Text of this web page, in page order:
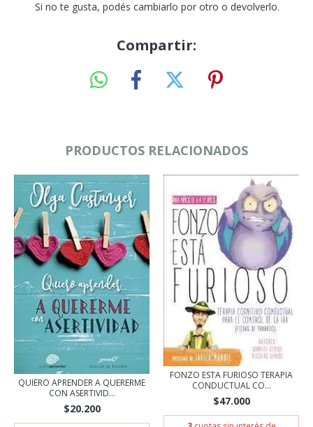
Si no te gusta, podés cambiarlo por otro o devolverlo.
Compartir:
PRODUCTOS RELACIONADOS
QUIERO APRENDER A QUERERME
CON ASERTIVID...
$20.200
FONZO ESTA FURIOSO TERAPIA
CONDUCTUAL CO...
$47.000